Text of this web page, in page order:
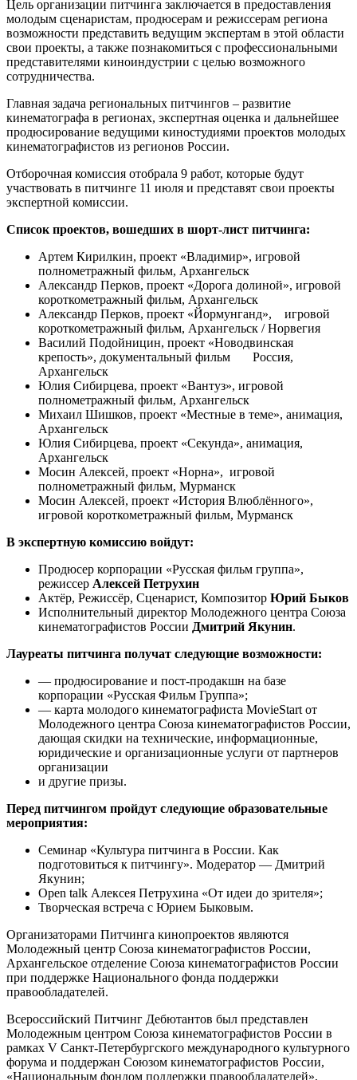
Цель организации питчинга заключается в предоставления
молодым сценаристам, продюсерам и режиссерам региона
возможности представить ведущим экспертам в этой области
свои проекты, а также познакомиться с профессиональными
представителями киноиндустрии с целью возможного
сотрудничества.
Главная задача региональных питчингов – развитие
кинематографа в регионах, экспертная оценка и дальнейшее
продюсирование ведущими киностудиями проектов молодых
кинематографистов из регионов России.
Отборочная комиссия отобрала 9 работ, которые будут
участвовать в питчинге 11 июля и представят свои проекты
экспертной комиссии.
Список проектов, вошедших в шорт-лист питчинга:
Артем Кирилкин, проект «Владимир», игровой
полнометражный фильм, Архангельск
Александр Перков, проект «Дорога долиной», игровой
короткометражный фильм, Архангельск
Александр Перков, проект «Йормунганд», игровой
короткометражный фильм, Архангельск / Норвегия
Василий Подойницин, проект «Новодвинская
крепость», документальный фильм Россия,
Архангельск
Юлия Сибирцева, проект «Вантуз», игровой
полнометражный фильм, Архангельск
Михаил Шишков, проект «Местные в теме», анимация,
Архангельск
Юлия Сибирцева, проект «Секунда», анимация,
Архангельск
Мосин Алексей, проект «Норна», игровой
полнометражный фильм, Мурманск
Мосин Алексей, проект «История Влюблённого»,
игровой короткометражный фильм, Мурманск
В экспертную комиссию войдут:
Продюсер корпорации «Русская фильм группа»,
режиссер Алексей Петрухин
Актёр, Режиссёр, Сценарист, Композитор Юрий Быков
Исполнительный директор Молодежного центра Союза
кинематографистов России Дмитрий Якунин.
Лауреаты питчинга получат следующие возможности:
— продюсирование и пост-продакшн на базе
корпорации «Русская Фильм Группа»;
— карта молодого кинематографиста MovieStart от
Молодежного центра Союза кинематографистов России,
дающая скидки на технические, информационные,
юридические и организационные услуги от партнеров
организации
и другие призы.
Перед питчингом пройдут следующие образовательные
мероприятия:
Семинар «Культура питчинга в России. Как
подготовиться к питчингу». Модератор — Дмитрий
Якунин;
Open talk Алексея Петрухина «От идеи до зрителя»;
Творческая встреча с Юрием Быковым.
Организаторами Питчинга кинопроектов являются
Молодежный центр Союза кинематографистов России,
Архангельское отделение Союза кинематографистов России
при поддержке Национального фонда поддержки
правообладателей.
Всероссийский Питчинг Дебютантов был представлен
Молодежным центром Союза кинематографистов России в
рамках V Санкт-Петербургского международного культурного
форума и поддержан Союзом кинематографистов России,
«Национальным фондом поддержки правообладателей»,